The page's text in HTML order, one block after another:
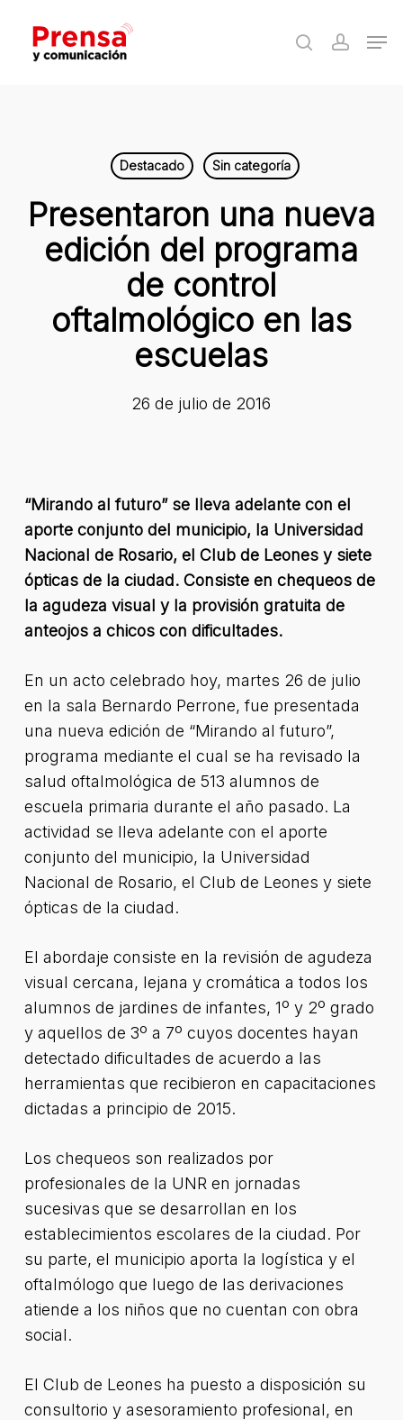
main
search
Destacado Sin categoría
Presentaron una nueva
edición del programa
de control
oftalmológico en las
escuelas
26 de julio de 2016
“Mirando al futuro” se lleva adelante con el
aporte conjunto del municipio, la Universidad
Nacional de Rosario, el Club de Leones y siete
ópticas de la ciudad. Consiste en chequeos de
la agudeza visual y la provisión gratuita de
anteojos a chicos con dificultades.
En un acto celebrado hoy, martes 26 de julio
en la sala Bernardo Perrone, fue presentada
una nueva edición de “Mirando al futuro”,
programa mediante el cual se ha revisado la
salud oftalmológica de 513 alumnos de
escuela primaria durante el año pasado. La
actividad se lleva adelante con el aporte
conjunto del municipio, la Universidad
Nacional de Rosario, el Club de Leones y siete
ópticas de la ciudad.
El abordaje consiste en la revisión de agudeza
visual cercana, lejana y cromática a todos los
alumnos de jardines de infantes, 1º y 2º grado
y aquellos de 3º a 7º cuyos docentes hayan
detectado dificultades de acuerdo a las
herramientas que recibieron en capacitaciones
dictadas a principio de 2015.
Los chequeos son realizados por
profesionales de la UNR en jornadas
sucesivas que se desarrollan en los
establecimientos escolares de la ciudad. Por
su parte, el municipio aporta la logística y el
oftalmólogo que luego de las derivaciones
atiende a los niños que no cuentan con obra
social.
El Club de Leones ha puesto a disposición su
consultorio y asesoramiento profesional, en